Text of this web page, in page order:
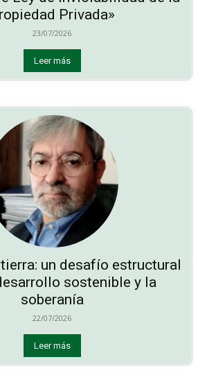
Privada»
23/07/2026
Leer más
un desafío estructural
sostenible y la
soberanía
22/07/2026
Leer más